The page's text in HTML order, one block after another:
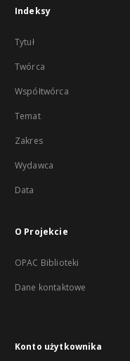
Indeksy
Tytuł
Twórca
Współtwórca
Temat
Zakres
Wydawca
Data
O Projekcie
OPAC Biblioteki
Dane kontaktowe
Konto użytkownika